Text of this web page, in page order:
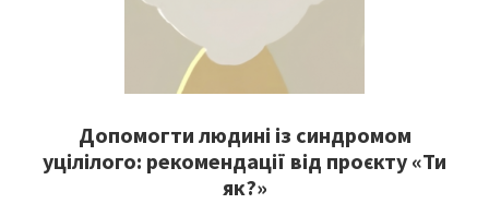
Допомогти людині із синдромом
уцілілого: рекомендації від проєкту «Ти
як?»